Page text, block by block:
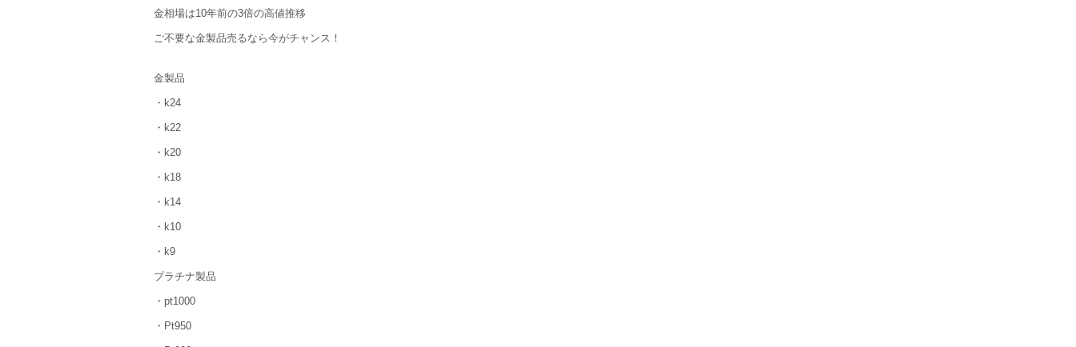
金相場は10年前の3倍の高値推移
ご不要な金製品売るなら今がチャンス！
金製品
・k24
・k22
・k20
・k18
・k14
・k10
・k9
プラチナ製品
・pt1000
・Pt950